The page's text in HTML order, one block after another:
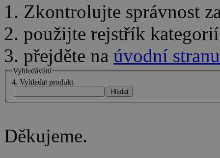
1. Zkontrolujte správnost
2. použijte rejstřík
3. přejděte na úvodní stranu
4. Vyhledat produkt
Vyhledávání
Děkujeme.